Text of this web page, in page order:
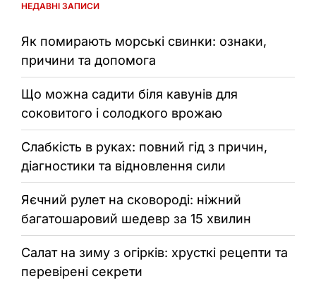
НЕДАВНІ ЗАПИСИ
Як помирають морські свинки: ознаки,
причини та допомога
Що можна садити біля кавунів для
соковитого і солодкого врожаю
Слабкість в руках: повний гід з причин,
діагностики та відновлення сили
Яєчний рулет на сковороді: ніжний
багатошаровий шедевр за 15 хвилин
Салат на зиму з огірків: хрусткі рецепти та
перевірені секрети